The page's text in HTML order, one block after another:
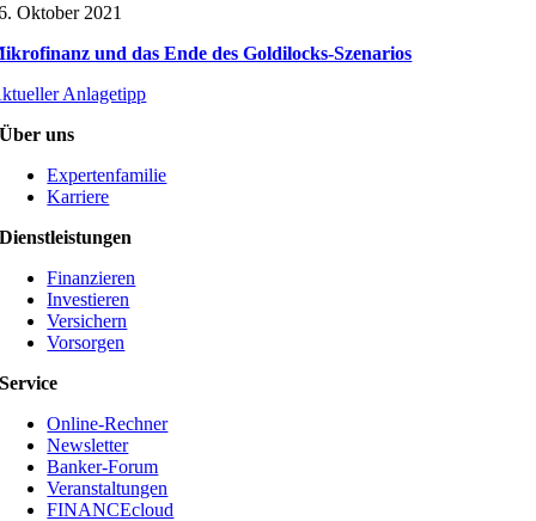
Oktober 2021
und das Ende des Goldilocks-Szenarios
Anlagetipp
Über uns
Expertenfamilie
Karriere
Dienstleistungen
Finanzieren
Investieren
Versichern
Vorsorgen
Service
Online-Rechner
Newsletter
Banker-Forum
Veranstaltungen
FINANCEcloud